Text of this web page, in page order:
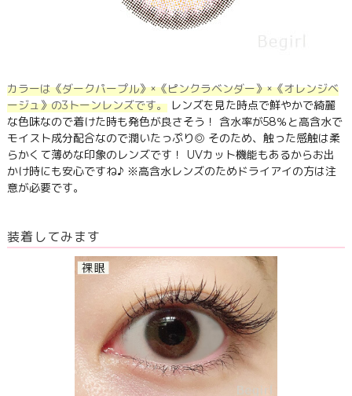
カラーは《ダークパープル》×《ピンクラベンダー》×《オレンジベ
ージュ》の3トーンレンズです。レンズを見た時点で鮮やかで綺麗
な色味なので着けた時も発色が良さそう！ 含水率が58％と高含水で
モイスト成分配合なので潤いたっぷり◎ そのため、触った感触は柔
らかくて薄めな印象のレンズです！ UVカット機能もあるからお出
かけ時にも安心ですね♪ ※高含水レンズのためドライアイの方は注
意が必要です。
装着してみます